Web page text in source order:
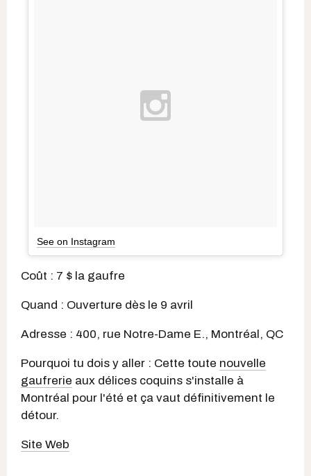
See on Instagram
Coût : 7 $ la gaufre
Quand : Ouverture dès le 9 avril
Adresse : 400, rue Notre-Dame E., Montréal, QC
Pourquoi tu dois y aller : Cette toute nouvelle
gaufrerie aux délices coquins s'installe à
Montréal pour l'été et ça vaut définitivement le
détour.
Site Web